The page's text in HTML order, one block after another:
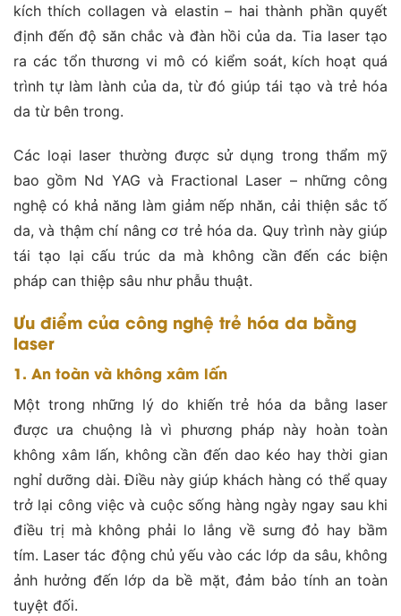
kích thích collagen và elastin – hai thành phần quyết
định đến độ săn chắc và đàn hồi của da. Tia laser tạo
ra các tổn thương vi mô có kiểm soát, kích hoạt quá
trình tự làm lành của da, từ đó giúp tái tạo và trẻ hóa
da từ bên trong.
Các loại laser thường được sử dụng trong thẩm mỹ
bao gồm Nd YAG và Fractional Laser – những công
nghệ có khả năng làm giảm nếp nhăn, cải thiện sắc tố
da, và thậm chí nâng cơ trẻ hóa da. Quy trình này giúp
tái tạo lại cấu trúc da mà không cần đến các biện
pháp can thiệp sâu như phẫu thuật​.
Ưu điểm của công nghệ trẻ hóa da bằng
laser
1. An toàn và không xâm lấn
Một trong những lý do khiến trẻ hóa da bằng laser
được ưa chuộng là vì phương pháp này hoàn toàn
không xâm lấn, không cần đến dao kéo hay thời gian
nghỉ dưỡng dài. Điều này giúp khách hàng có thể quay
trở lại công việc và cuộc sống hàng ngày ngay sau khi
điều trị mà không phải lo lắng về sưng đỏ hay bầm
tím. Laser tác động chủ yếu vào các lớp da sâu, không
ảnh hưởng đến lớp da bề mặt, đảm bảo tính an toàn
tuyệt đối​.